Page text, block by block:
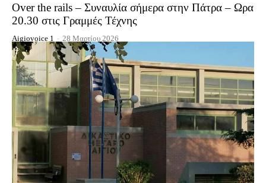
Over the rails – Συναυλία σήμερα στην Πάτρα – Ωρα
20.30 στις Γραμμές Τέχνης
Aigiovoice 1 - 28 Μαρτίου 2026